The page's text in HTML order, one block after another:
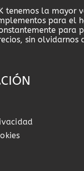
tenemos la mayor
para el
para
sin olvidarnos